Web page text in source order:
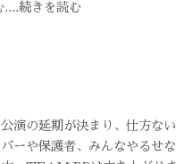
続きを読む
演の延期が決まり、仕方ない
ーや保護者、みんなやるせな